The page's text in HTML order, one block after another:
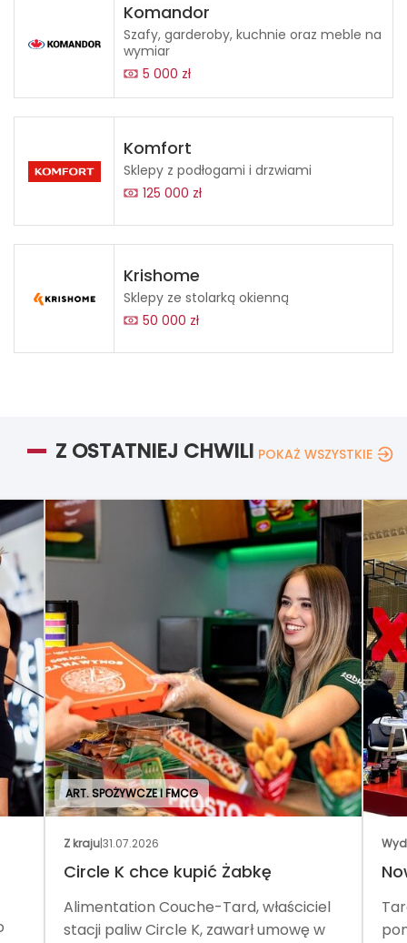
Komandor
Szafy, garderoby, kuchnie oraz meble na
wymiar
5 000 zł
Komfort
Sklepy z podłogami i drzwiami
125 000 zł
Krishome
Sklepy ze stolarką okienną
50 000 zł
Z OSTATNIEJ CHWILI POKAŻ WSZYSTKIE
ART. SPOŻYWCZE I FMCG
Z kraju|31.07.2026
Circle K chce kupić Żabkę
Alimentation Couche-Tard, właściciel
stacji paliw Circle K, zawarł umowę w